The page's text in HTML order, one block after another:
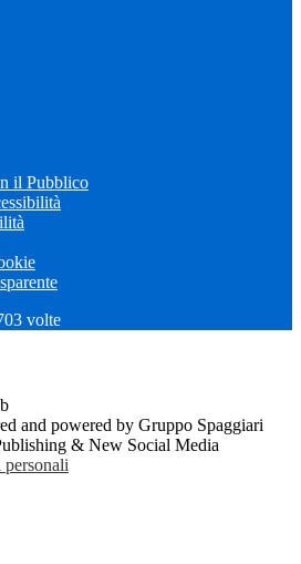
il Pubblico
volte
and powered by Gruppo Spaggiari
& New Social Media
personali